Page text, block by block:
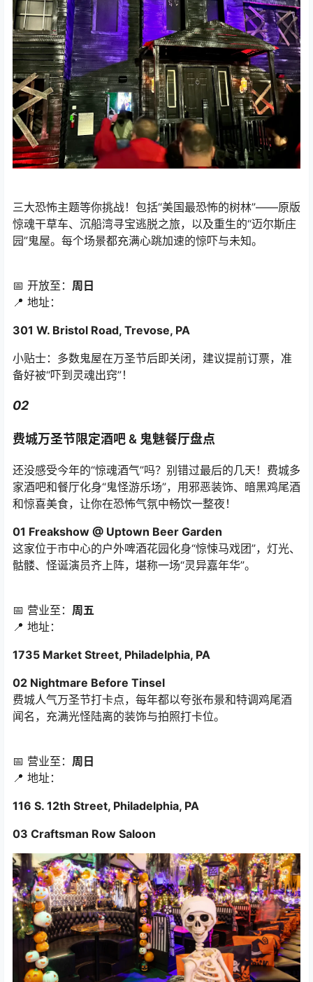
三大恐怖主题等你挑战！包括“美国最恐怖的树林”——原版
惊魂干草车、沉船湾寻宝逃脱之旅，以及重生的“迈尔斯庄
园”鬼屋。每个场景都充满心跳加速的惊吓与未知。
📅 开放至： 周日
📍 地址：
301 W. Bristol Road, Trevose, PA
小贴士：多数鬼屋在万圣节后即关闭，建议提前订票，准
备好被“吓到灵魂出窍”！
02
费城万圣节限定酒吧 & 鬼魅餐厅盘点
还没感受今年的“惊魂酒气”吗？别错过最后的几天！费城多
家酒吧和餐厅化身“鬼怪游乐场”，用邪恶装饰、暗黑鸡尾酒
和惊喜美食，让你在恐怖气氛中畅饮一整夜！
01 Freakshow @ Uptown Beer Garden
这家位于市中心的户外啤酒花园化身“惊悚马戏团”，灯光、
骷髅、怪诞演员齐上阵，堪称一场“灵异嘉年华”。
📅 营业至： 周五
📍 地址：
1735 Market Street, Philadelphia, PA
02 Nightmare Before Tinsel
费城人气万圣节打卡点，每年都以夸张布景和特调鸡尾酒
闻名，充满光怪陆离的装饰与拍照打卡位。
📅 营业至： 周日
📍 地址：
116 S. 12th Street, Philadelphia, PA
03 Craftsman Row Saloon